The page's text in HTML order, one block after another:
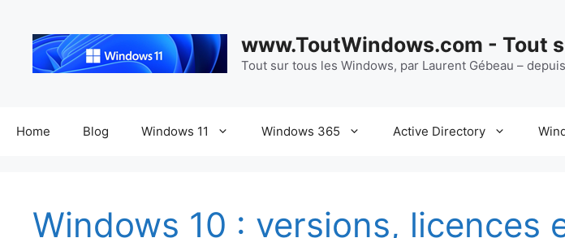
contenu
www.ToutWindows.com - Tout
Tout sur tous les Windows, par Laurent Gébeau –
Home Blog Windows 11 Windows 365 Active Directory
Windows 10 : versions, licences